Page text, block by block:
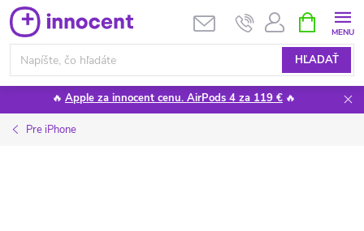
Prejsť
na
obsah
HĽADAŤ
KOŠÍK
🔥 Apple za innocent cenu. AirPods 4 za 119 € 🔥
Pre iPhone